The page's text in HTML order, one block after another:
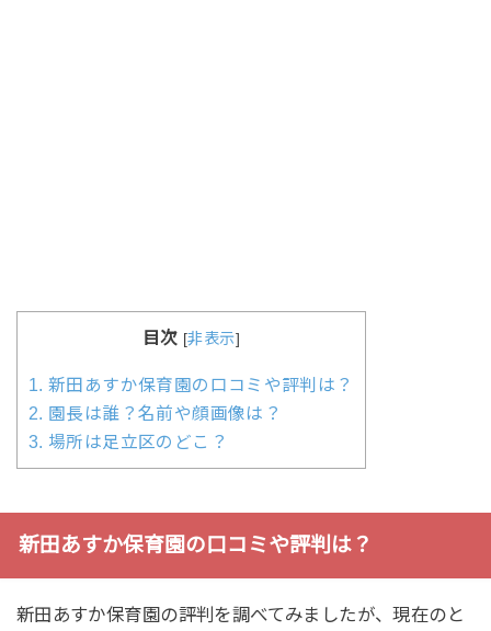
目次 [非表示]
1. 新田あすか保育園の口コミや評判は？
2. 園長は誰？名前や顔画像は？
3. 場所は足立区のどこ？
新田あすか保育園の口コミや評判は？
新田あすか保育園の評判を調べてみましたが、現在のと